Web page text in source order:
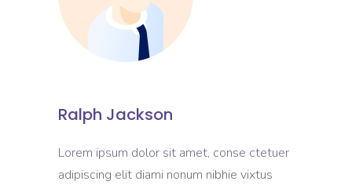
Ralph Jackson
Lorem ipsum dolor sit amet, conse ctetuer
adipiscing elit diami nonum nibhie vixtus